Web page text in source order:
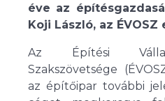
éve az
Koji László, az ÉVOSZ
Az Építési
Szakszövetsége
az építőipar további